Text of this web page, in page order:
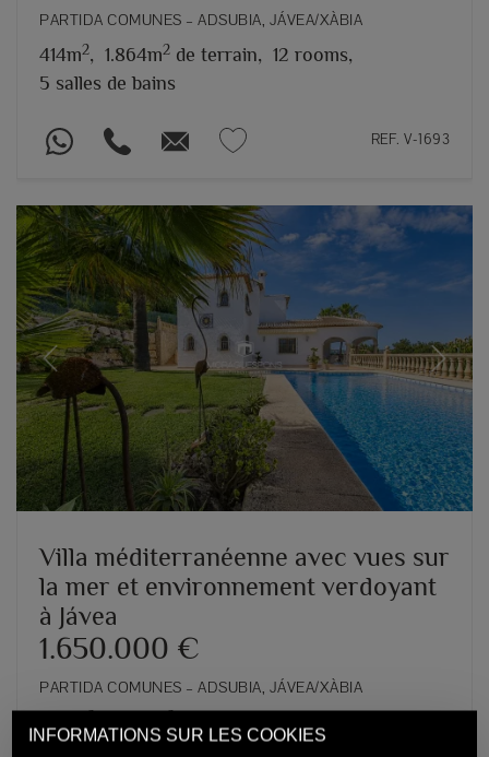
INFORMATIONS SUR LES COOKIES
PARTIDA COMUNES – ADSUBIA, JÁVEA/XÀBIA
414m2, 1.864m2 de terrain, 12 rooms,
5 salles de bains
REF. V-1693
Previous Next
Villa méditerranéenne avec vues sur
la mer et environnement verdoyant
à Jávea
1.650.000 €
PARTIDA COMUNES – ADSUBIA, JÁVEA/XÀBIA
2 2